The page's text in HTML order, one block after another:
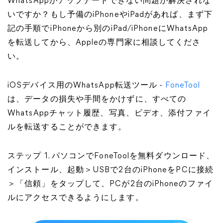
いですか？もし予備のiPhoneやiPadがあれば、まず下
記の手順でiPhoneから別のiPad/iPhoneにWhatsApp
を転送してから、Appleの専門家に相談してくださ
い。
iOSデバイス用のWhatsApp転送ツール -
FoneTool
は、データの損失や手間をかけずに、すべての
WhatsAppチャット履歴、写真、ビデオ、添付ファイ
ルを転送することができます。
ステップ 1. パソコンでFoneToolを無料ダウンロード、
インストール、起動＞USBで2台のiPhoneをPCに接続
＞「信頼」をタップして、PCが2台のiPhoneのファイ
ルにアクセスできるようにします。